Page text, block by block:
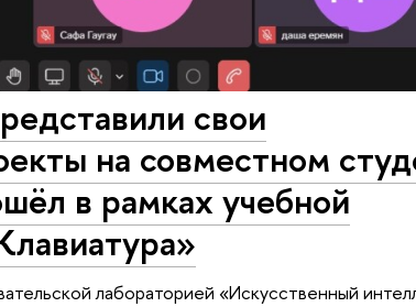
свои
на совместном
в рамках учебной
лабораторией «Искусственный